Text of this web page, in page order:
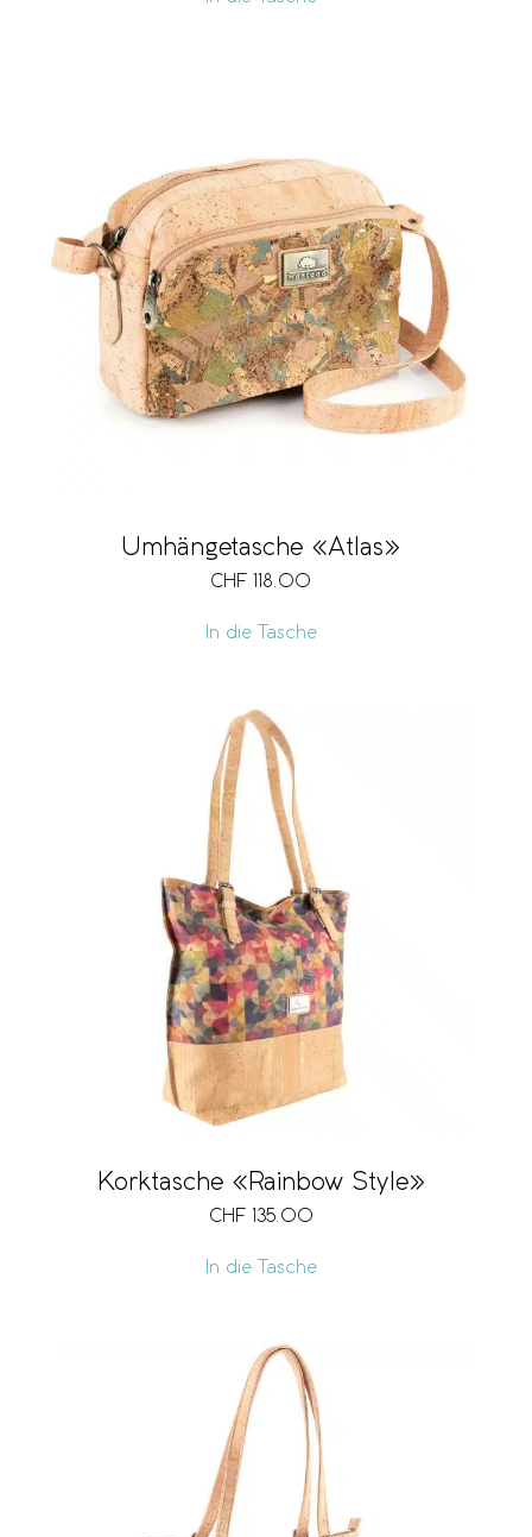
Umhängetasche «Atlas»
CHF 118.00
In die Tasche
Korktasche «Rainbow Style»
CHF 135.00
In die Tasche